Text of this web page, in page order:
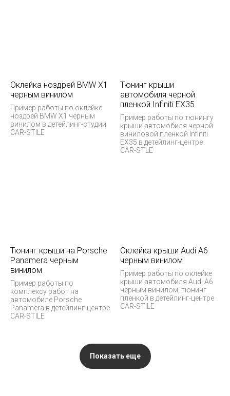
Оклейка ноздрей BMW X1
черным винилом
Пример работы по оклейке
ноздрей BMW X1 черным
винилом в детейлинг-студии
CAR-STILE
Тюнинг крыши
автомобиля черной
пленкой Infiniti EX35
Пример работы по тюнингу
крыши автомобиля черной
виниловой пленкой Infiniti
EX35 в детейлинг-центре
CAR-STLE
Тюнинг крыши на Porsche
Panamera черным
винилом
Пример работы по
комплексу работ на
автомобиле Porsche
Panamera в детейлинг-центре
CAR-STILE
Оклейка крыши Audi A6
черным винилом
Пример работы по оклейке
крыши автомобиля Audi A6
черным винилом, тюнинг
пленкой в детейлинг-центре
CAR-STILE
Показать еще